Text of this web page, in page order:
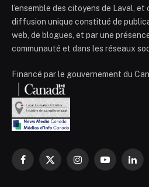
l’ensemble des citoyens de Laval,
diffusion unique constitué de
web, de blogues, et par une
communauté et dans les réseaux
Financé par le gouvernement du
Facebook
X
InstagramYouTube